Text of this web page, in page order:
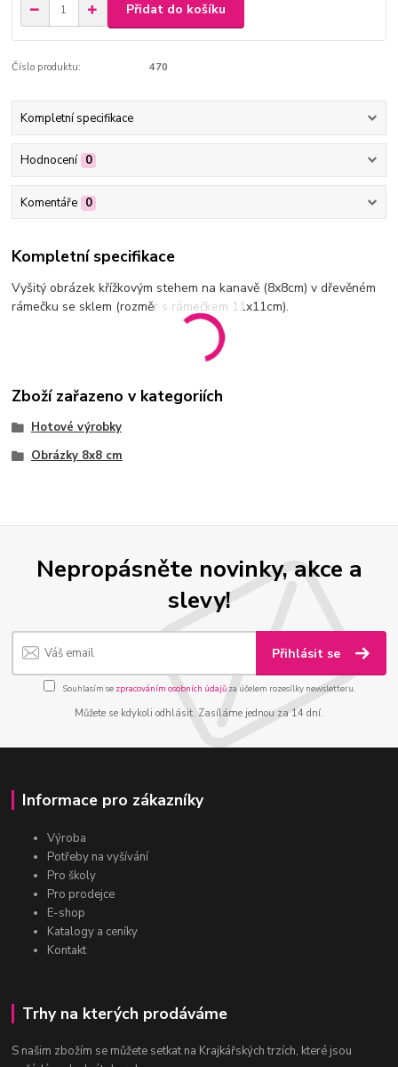
Přidat do košíku
Číslo produktu: 470
Kompletní specifikace
Hodnocení 0
Komentáře 0
Kompletní specifikace
Vyšitý obrázek křížkovým stehem na kanavě (8x8cm) v dřevěném
rámečku se sklem (rozměr s rámečkem 11x11cm).
Zboží zařazeno v kategoriích
Hotové výrobky
Obrázky 8x8 cm
Nepropásněte novinky, akce a
slevy!
Přihlásit se
Souhlasím se zpracováním osobních údajůza účelem rozesílky newsletteru.
Můžete se kdykoli odhlásit. Zasíláme jednou za 14 dní.
Informace pro zákazníky
Výroba
Potřeby na vyšívání
Pro školy
Pro prodejce
E-shop
Katalogy a ceníky
Kontakt
Trhy na kterých prodáváme
S našim zbožím se můžete setkat na Krajkářských trzích, které jsou